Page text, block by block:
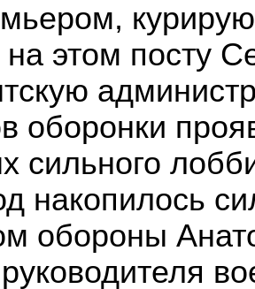
на этом посту
оборонки
сильного
накопилось
обороны